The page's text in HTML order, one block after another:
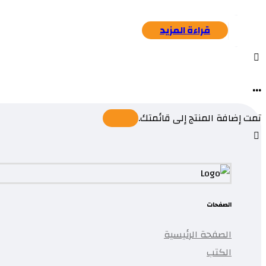
قراءة المزيد
...
تمت إضافة المنتج إلى قائمتك.
الصفحات
الصفحة الرئيسية
الكتب